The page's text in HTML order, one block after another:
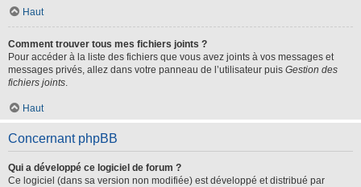
Haut
Comment trouver tous mes fichiers joints ?
Pour accéder à la liste des fichiers que vous avez joints à vos messages et
messages privés, allez dans votre panneau de l’utilisateur puis Gestion des
fichiers joints.
Haut
Concernant phpBB
Qui a développé ce logiciel de forum ?
Ce logiciel (dans sa version non modifiée) est développé et distribué par